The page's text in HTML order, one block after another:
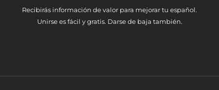
Recibirás información de valor para mejorar tu español.
Unirse es fácil y gratis. Darse de baja también.